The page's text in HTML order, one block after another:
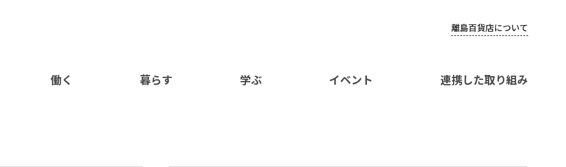
離島百貨店について
働く 暮らす 学ぶ イベント 連携した取り組み